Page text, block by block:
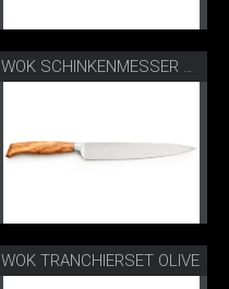
WOK TRANCHIERSET OLIVE